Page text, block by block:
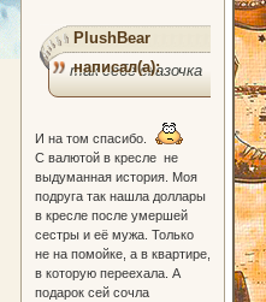
PlushBear
написал(а):
так себе сказочка
И на том спасибо.
С валютой в кресле не
выдуманная история. Моя
подруга так нашла доллары
в кресле после умершей
сестры и её мужа. Только
не на помойке, а в квартире,
в которую переехала. А
подарок сей сочла